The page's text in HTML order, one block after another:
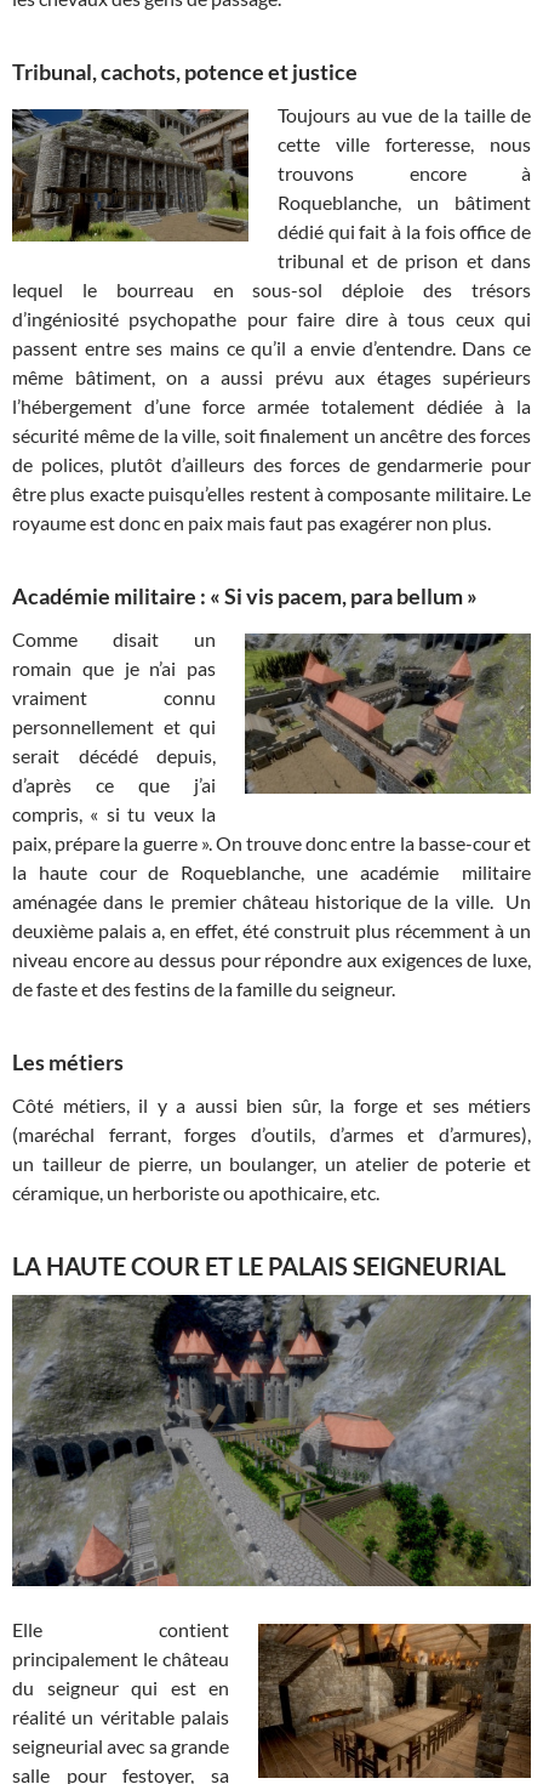
Tribunal, cachots, potence et justice
Toujours au vue de la taille de
cette ville forteresse, nous
trouvons encore à
Roqueblanche, un bâtiment
dédié qui fait à la fois office de
tribunal et de prison et dans
lequel le bourreau en sous-sol déploie des trésors
d’ingéniosité psychopathe pour faire dire à tous ceux qui
passent entre ses mains ce qu’il a envie d’entendre. Dans ce
même bâtiment, on a aussi prévu aux étages supérieurs
l’hébergement d’une force armée totalement dédiée à la
sécurité même de la ville, soit finalement un ancêtre des forces
de polices, plutôt d’ailleurs des forces de gendarmerie pour
être plus exacte puisqu’elles restent à composante militaire. Le
royaume est donc en paix mais faut pas exagérer non plus.
Académie militaire : « Si vis pacem, para bellum »
Comme disait un
romain que je n’ai pas
vraiment connu
personnellement et qui
serait décédé depuis,
d’après ce que j’ai
compris, « si tu veux la
paix, prépare la guerre ». On trouve donc entre la basse-cour et
la haute cour de Roqueblanche, une académie militaire
aménagée dans le premier château historique de la ville. Un
deuxième palais a, en effet, été construit plus récemment à un
niveau encore au dessus pour répondre aux exigences de luxe,
de faste et des festins de la famille du seigneur.
Les métiers
Côté métiers, il y a aussi bien sûr, la forge et ses métiers
(maréchal ferrant, forges d’outils, d’armes et d’armures),
un tailleur de pierre, un boulanger, un atelier de poterie et
céramique, un herboriste ou apothicaire, etc.
LA HAUTE COUR ET LE PALAIS SEIGNEURIAL
Elle contient
principalement le château
du seigneur qui est en
réalité un véritable palais
seigneurial avec sa grande
salle pour festoyer, sa